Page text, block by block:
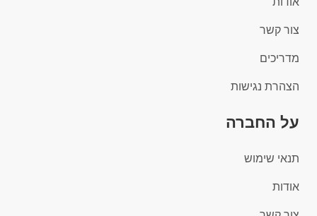
צור קשר
מדריכים
הצהרת נגישות
על החברה
תנאי שימוש
אודות